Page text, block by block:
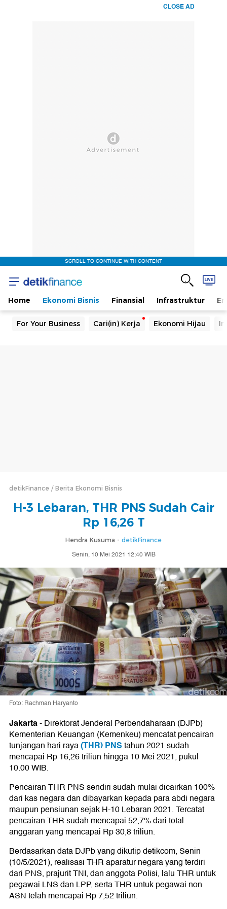
CLOSE AD
SCROLL TO CONTINUE WITH CONTENT
Home Ekonomi Bisnis Finansial Infrastruktur
For Your Business Cari(in) Kerja Ekonomi Hijau
detikFinance Berita Ekonomi Bisnis
H-3 Lebaran, THR PNS Sudah Cair
Rp 16,26 T
Hendra Kusuma - detikFinance
Senin, 10 Mei 2021 12:40 WIB
Foto: Rachman Haryanto
Jakarta-Direktorat Jenderal Perbendaharaan (DJPb)
Kementerian Keuangan (Kemenkeu) mencatat pencairan
tunjangan hari raya(THR) PNStahun 2021 sudah
mencapai Rp 16,26 triliun hingga 10 Mei 2021, pukul
10.00 WIB.
Pencairan THR PNS sendiri sudah mulai dicairkan 100%
dari kas negara dan dibayarkan kepada para abdi negara
maupun pensiunan sejak H-10 Lebaran 2021. Tercatat
pencairan THR sudah mencapai 52,7% dari total
anggaran yang mencapai Rp 30,8 triliun.
Berdasarkan data DJPb yang dikutip detikcom, Senin
(10/5/2021), realisasi THR aparatur negara yang terdiri
dari PNS, prajurit TNI, dan anggota Polisi, lalu THR untuk
pegawai LNS dan LPP, serta THR untuk pegawai non
ASN telah mencapai Rp 7,52 triliun.